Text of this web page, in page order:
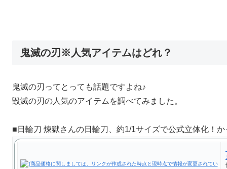
鬼滅の刃※人気アイテムはどれ？
鬼滅の刃ってとっても話題ですよね♪
毀滅の刃の人気のアイテムを調べてみました。
■日輪刀 煉獄さんの日輪刀、約1/1サイズで公式立体化！